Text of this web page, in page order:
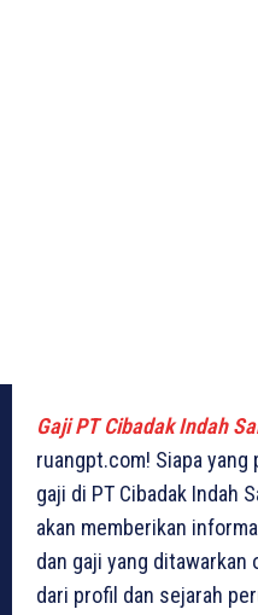
Gaji PT Cibadak Indah
ruangpt.com! Siapa yang
gaji di PT Cibadak Indah
akan memberikan
dan gaji yang ditawarkan
dari profil dan sejarah